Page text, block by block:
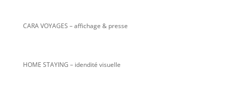
CARA VOYAGES – affichage & presse
HOME STAYING – idendité visuelle